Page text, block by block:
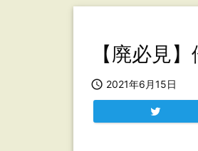
【廃必見
 2021年6月15日